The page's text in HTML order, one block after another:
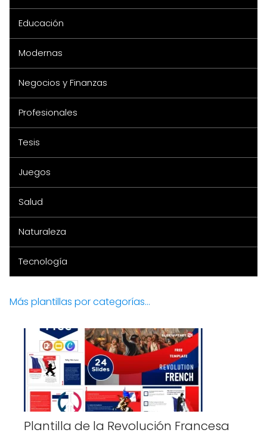
Educación
Modernas
Negocios y Finanzas
Profesionales
Tesis
Juegos
Salud
Naturaleza
Tecnología
Más plantillas por categorías...
Plantilla de la Revolución Francesa